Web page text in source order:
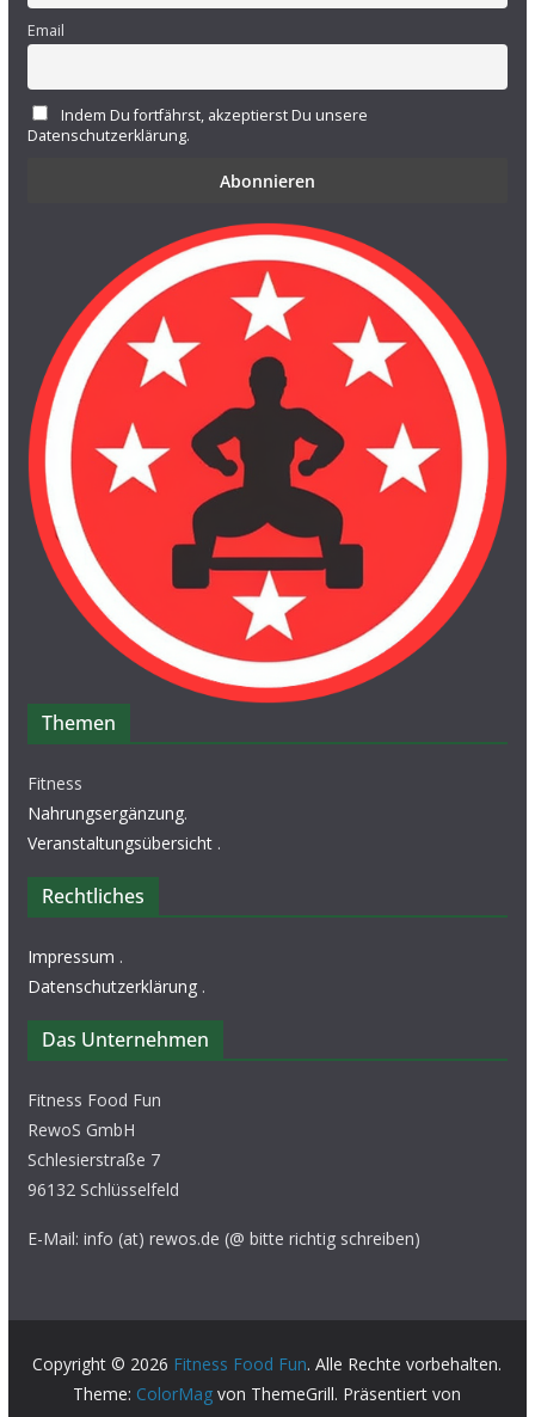
Email
Indem Du fortfährst, akzeptierst Du unsere
Datenschutzerklärung.
Themen
Fitness
Nahrungsergänzung.
Veranstaltungsübersicht.
Rechtliches
Impressum .
Datenschutzerklärung.
Das Unternehmen
Fitness Food Fun
RewoS GmbH
Schlesierstraße 7
96132 Schlüsselfeld
E-Mail: info (at) rewos.de (@ bitte richtig schreiben)
Copyright © 2026 Fitness Food Fun. Alle Rechte vorbehalten.
Theme: ColorMag von ThemeGrill. Präsentiert von